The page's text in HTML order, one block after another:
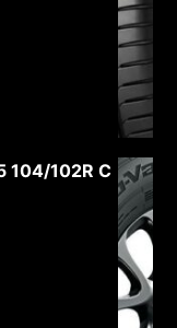
104/102R C